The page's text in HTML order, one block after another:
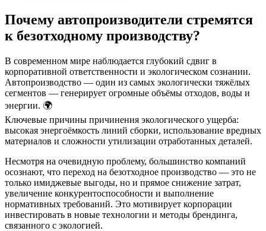
Почему автопроизводители стремятся
к безотходному производству?
В современном мире наблюдается глубокий сдвиг в
корпоративной ответственности и экологическом сознании.
Автопроизводство — один из самых экологически тяжёлых
сегментов — генерирует огромные объёмы отходов, воды и
энергии. 🌍
Ключевые причины причинения экологического ущерба:
высокая энергоёмкость линий сборки, использование вредных
материалов и сложности утилизации отработанных деталей.
Несмотря на очевидную проблему, большинство компаний
осознают, что переход на безотходное производство — это не
только имиджевые выгоды, но и прямое снижение затрат,
увеличение конкурентоспособности и выполнение
нормативных требований. Это мотивирует корпорации
инвестировать в новые технологии и методы брендинга,
связанного с экологией.